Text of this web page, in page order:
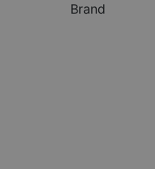
Brand